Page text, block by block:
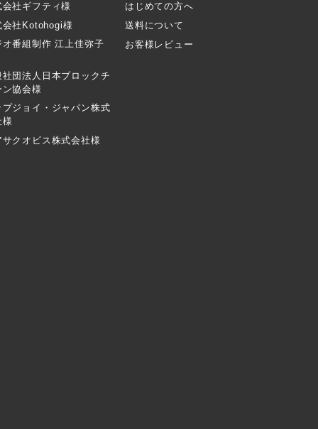
会社ギフティ様
会社Kotohogi様
オ番組制作 江上佳弥子
社団法人日本ブロックチ
ン協会様
プジョイ・ジャパン株式
様
サクオビス株式会社様
はじめての方へ
送料について
お客様レビュー